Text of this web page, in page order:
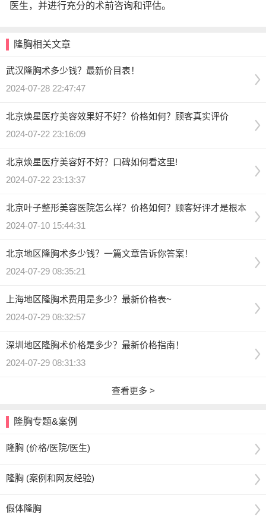
医生，并进行充分的术前咨询和评估。
隆胸相关文章
武汉隆胸术多少钱？最新价目表！
2024-07-28 22:47:47
北京焕星医疗美容效果好不好？价格如何？顾客真实评价
2024-07-22 23:16:09
北京焕星医疗美容好不好？口碑如何看这里!
2024-07-22 23:13:37
北京叶子整形美容医院怎么样？价格如何？顾客好评才是根本
2024-07-10 15:44:31
北京地区隆胸术多少钱？一篇文章告诉你答案！
2024-07-29 08:35:21
上海地区隆胸术费用是多少？最新价格表~
2024-07-29 08:32:57
深圳地区隆胸术价格是多少？最新价格指南！
2024-07-29 08:31:33
查看更多 >
隆胸专题&案例
隆胸 (价格/医院/医生)
隆胸 (案例和网友经验)
假体隆胸